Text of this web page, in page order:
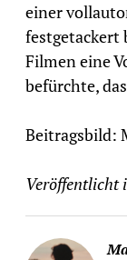
einer
festgetackert
Filmen eine
befürchte,
Beitragsbild:
Veröffentlicht